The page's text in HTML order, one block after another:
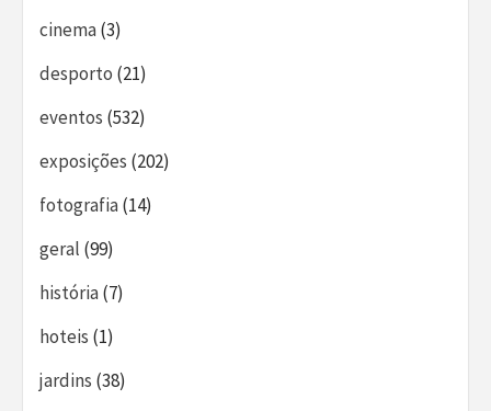
cinema(3)
desporto (21)
eventos (532)
exposições (202)
fotografia(14)
geral (99)
história(7)
hoteis (1)
jardins (38)